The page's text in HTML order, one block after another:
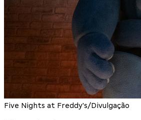
Five Nights at Freddy's/Divulgação